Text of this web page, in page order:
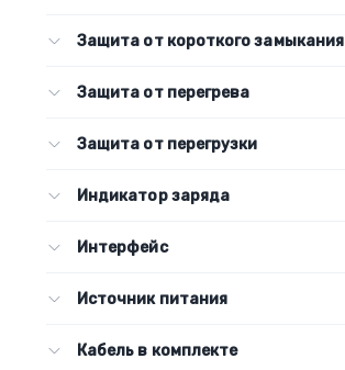
Защита от короткого замыкания
Защита от перегрева
Защита от перегрузки
Индикатор заряда
Интерфейс
Источник питания
Кабель в комплекте